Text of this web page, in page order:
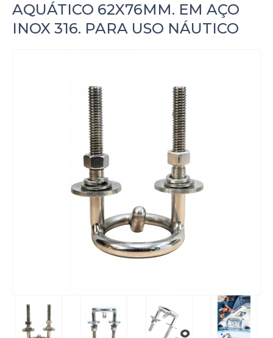
AQUÁTICO 62X76MM. EM AÇO
INOX 316. PARA USO NÁUTICO